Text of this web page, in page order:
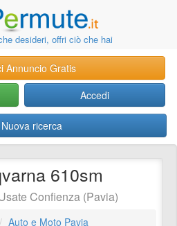
desideri, offri ciò che hai
Annuncio Gratis
Accedi
Nuova ricerca
610sm
Confienza (Pavia)
Auto e Moto Pavia